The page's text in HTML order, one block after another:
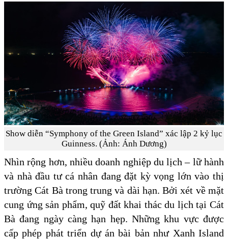
Show diễn “Symphony of the Green Island” xác lập 2 kỷ lục
Guinness. (Ảnh: Ánh Dương)
Nhìn rộng hơn, nhiều doanh nghiệp du lịch – lữ hành
và nhà đầu tư cá nhân đang đặt kỳ vọng lớn vào thị
trường Cát Bà trong trung và dài hạn. Bởi xét về mặt
cung ứng sản phẩm, quỹ đất khai thác du lịch tại Cát
Bà đang ngày càng hạn hẹp. Những khu vực được
cấp phép phát triển dự án bài bản như Xanh Island